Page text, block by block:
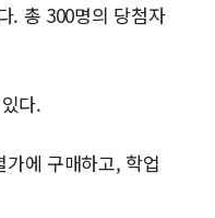
. 총 300명의 당첨자
다.
에 구매하고, 학업